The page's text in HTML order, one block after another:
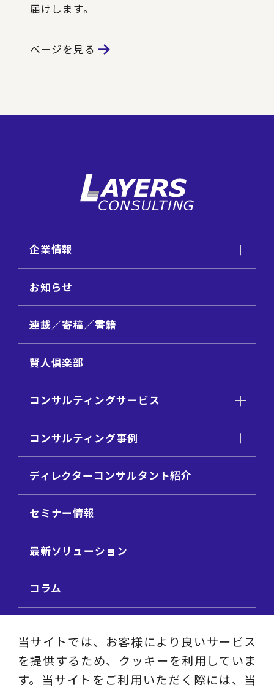
届けします。
ページを見る
企業情報
お知らせ
連載／寄稿／書籍
賢人倶楽部
コンサルティングサービス
コンサルティング事例
ディレクターコンサルタント紹介
セミナー情報
最新ソリューション
コラム
ビジネステーマ解説集
当サイトでは、お客様により良いサービス
を提供するため、クッキーを利用していま
す。当サイトをご利用いただく際には、当